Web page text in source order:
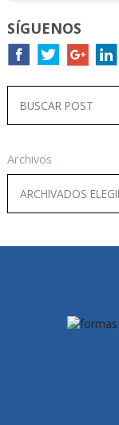
SÍGUENOS
Archivos